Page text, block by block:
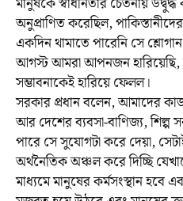
অনুপ্রাণিত করেছিল,
একদিন থামাতে পারেনি সে
আগস্ট আমরা আপনজন
সম্ভাবনাকেই হারিয়ে ফেলল।
সরকার প্রধান বলেন, আমাদের
আর দেশের ব্যবসা-বাণিজ্য,
পারে সে সুযোগটা করে দেয়া,
অর্থনৈতিক অঞ্চল করে দিচ্ছি
মাধ্যমে মানুষের কর্মসংস্থান হবে